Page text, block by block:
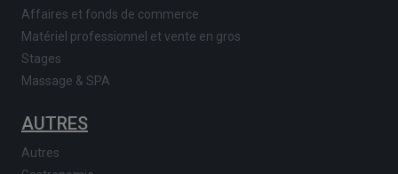
Affaires et fonds de commerce
Matériel professionnel et vente en gros
Stages
Massage & SPA
AUTRES
Autres